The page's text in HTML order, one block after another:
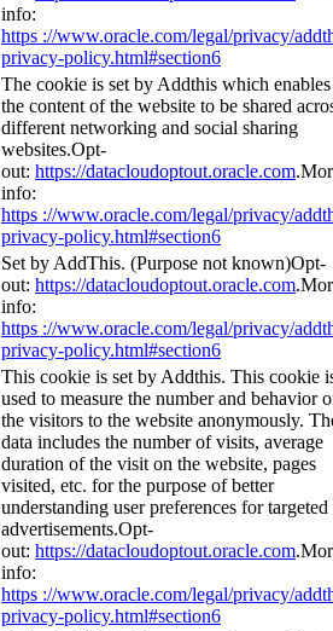
info:
https ://www.oracle.com/legal/privacy/
privacy-policy.html#section6
The cookie is set by Addthis which enables
the content of the website to be shared
different networking and social sharing
websites.Opt-
out: https://datacloudoptout.oracle.com
info:
https ://www.oracle.com/legal/privacy/
privacy-policy.html#section6
Set by AddThis. (Purpose not known)Opt-
out: https://datacloudoptout.oracle.com
info:
https ://www.oracle.com/legal/privacy/
privacy-policy.html#section6
This cookie is set by Addthis. This cookie
used to measure the number and behavior
the visitors to the website anonymously.
data includes the number of visits, average
duration of the visit on the website, pages
visited, etc. for the purpose of better
understanding user preferences for targeted
advertisements.Opt-
out: https://datacloudoptout.oracle.com
info:
https ://www.oracle.com/legal/privacy/
privacy-policy.html#section6